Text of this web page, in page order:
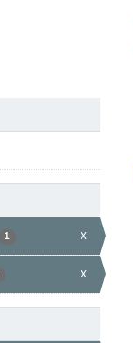
1 x
x